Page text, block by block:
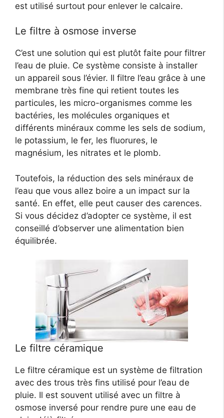
est utilisé surtout pour enlever le calcaire.
Le filtre à osmose inverse
C’est une solution qui est plutôt faite pour filtrer
l’eau de pluie. Ce système consiste à installer
un appareil sous l’évier. Il filtre l’eau grâce à une
membrane très fine qui retient toutes les
particules, les micro-organismes comme les
bactéries, les molécules organiques et
différents minéraux comme les sels de sodium,
le potassium, le fer, les fluorures, le
magnésium, les nitrates et le plomb.
Toutefois, la réduction des sels minéraux de
l’eau que vous allez boire a un impact sur la
santé. En effet, elle peut causer des carences.
Si vous décidez d’adopter ce système, il est
conseillé d’observer une alimentation bien
équilibrée.
Le filtre céramique
Le filtre céramique est un système de filtration
avec des trous très fins utilisé pour l’eau de
pluie. Il est souvent utilisé avec un filtre à
osmose inversé pour rendre pure une eau de